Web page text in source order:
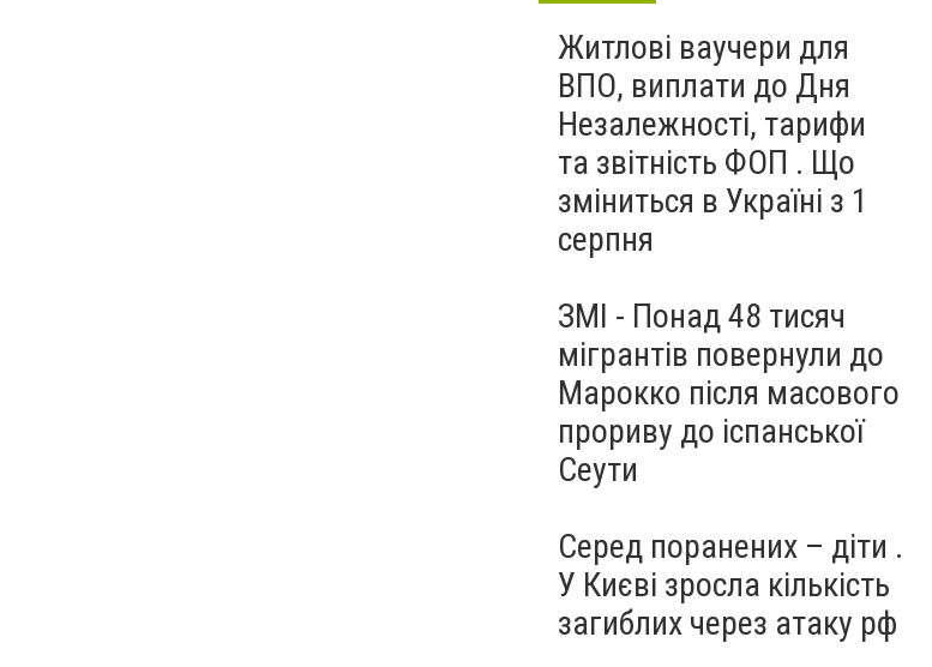
Житлові ваучери для
ВПО, виплати до Дня
Незалежності, тарифи
та звітність ФОП . Що
зміниться в Україні з 1
серпня
ЗМІ - Понад 48 тисяч
мігрантів повернули до
Марокко після масового
прориву до іспанської
Сеути
Серед поранених – діти .
У Києві зросла кількість
загиблих через атаку рф